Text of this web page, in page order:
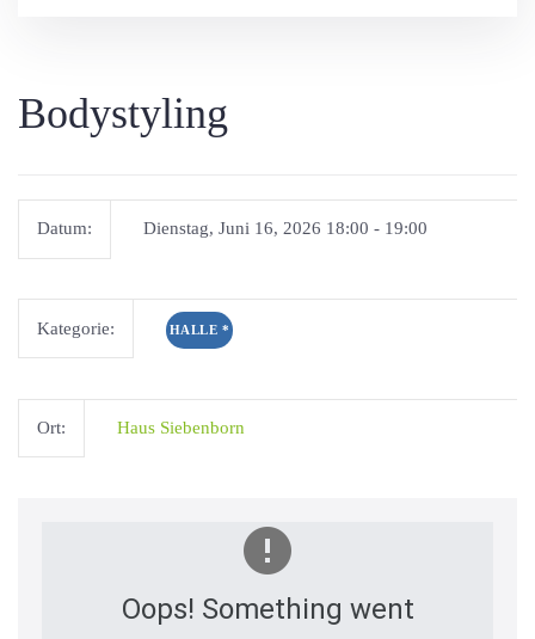
Bodystyling
Datum: Dienstag, Juni 16, 2026 18:00 - 19:00
Kategorie: HALLE *
Ort: Haus Siebenborn
Oops! Something went